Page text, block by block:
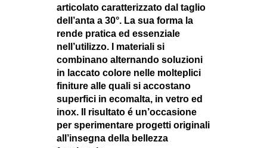
articolato caratterizzato dal taglio
dell’anta a 30°. La sua forma la
rende pratica ed essenziale
nell’utilizzo. I materiali si
combinano alternando soluzioni
in laccato colore nelle molteplici
finiture alle quali si accostano
superfici in ecomalta, in vetro ed
inox. Il risultato é un’occasione
per sperimentare progetti originali
all’insegna della bellezza